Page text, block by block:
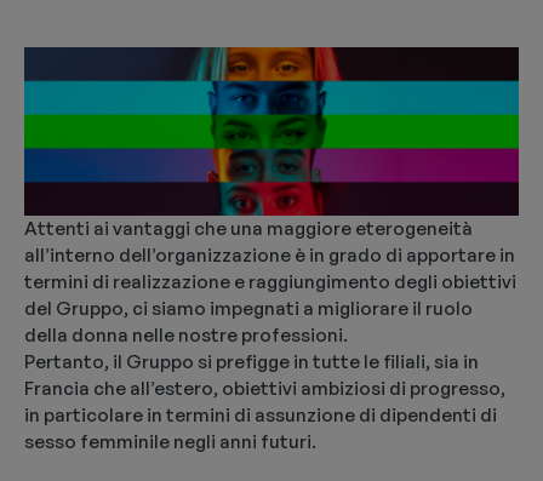
Attenti ai vantaggi che una maggiore eterogeneità
all’interno dell’organizzazione è in grado di apportare in
termini di realizzazione e raggiungimento degli obiettivi
del Gruppo, ci siamo impegnati a migliorare il ruolo
della donna nelle nostre professioni.
Pertanto, il Gruppo si prefigge in tutte le filiali, sia in
Francia che all’estero, obiettivi ambiziosi di progresso,
in particolare in termini di assunzione di dipendenti di
sesso femminile negli anni futuri.